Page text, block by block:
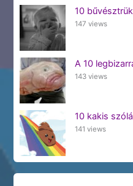
10
147 views
A 10
143 views
10 kakis
141 views